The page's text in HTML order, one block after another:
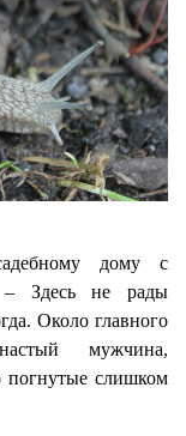
дому с
– Здесь не рады
Около главного
мужчина,
погнутые слишком